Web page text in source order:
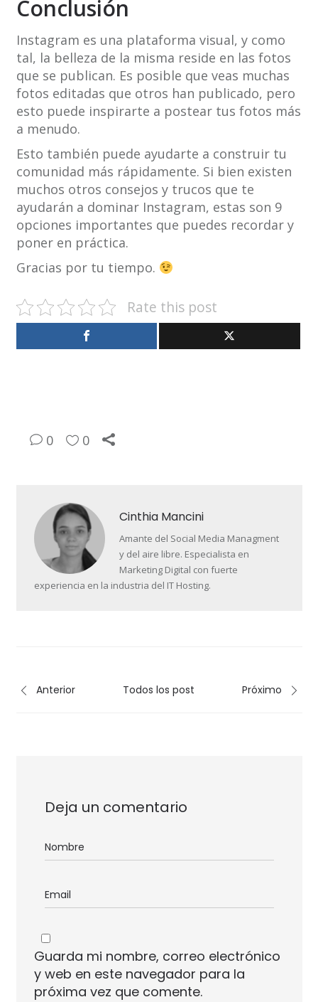
Conclusión
Instagram es una plataforma visual, y como
tal, la belleza de la misma reside en las fotos
que se publican. Es posible que veas muchas
fotos editadas que otros han publicado, pero
esto puede inspirarte a postear tus fotos más
a menudo.
Esto también puede ayudarte a construir tu
comunidad más rápidamente. Si bien existen
muchos otros consejos y trucos que te
ayudarán a dominar Instagram, estas son 9
opciones importantes que puedes recordar y
poner en práctica.
Gracias por tu tiempo.
Rate this post
0 0
Cinthia Mancini
Amante del Social Media Managment
y del aire libre. Especialista en
Marketing Digital con fuerte
experiencia en la industria del IT Hosting.
Anterior Todos los post Próximo
Deja un comentario
Guarda mi nombre, correo electrónico
y web en este navegador para la
próxima vez que comente.